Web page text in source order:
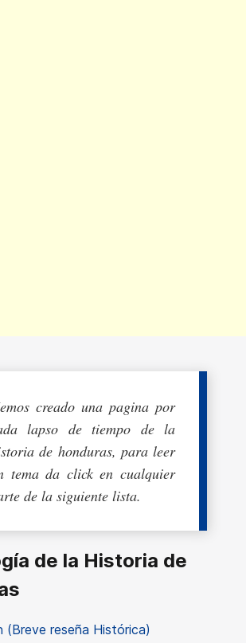
creado una pagina por
lapso de tiempo de la
de honduras, para leer
tema da click en cualquier
de la siguiente lista.
de la Historia de
(Breve reseña Histórica)